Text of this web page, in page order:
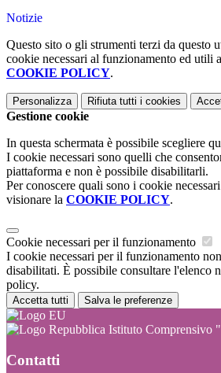
Notizie
Questo sito o gli strumenti terzi da questo
cookie necessari al funzionamento ed utili
COOKIE POLICY.
Personalizza Rifiuta tutti i cookies
Gestione cookie
In questa schermata è possibile scegliere
I cookie necessari sono quelli che
piattaforma e non è possibile disabilitarli.
Per conoscere quali sono i cookie
visionare la COOKIE POLICY.
Cookie necessari per il funzionamento
I cookie necessari per il funzionamento
disabilitati. È possibile consultare l'elenco
policy.
Accetta tutti Salva le preferenze
Istituto Comprensivo
Contatti